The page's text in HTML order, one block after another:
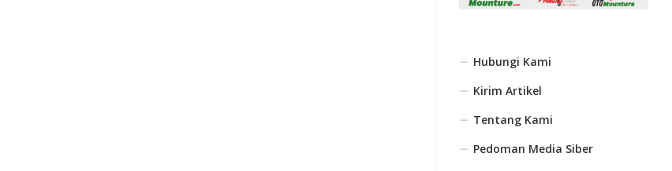
Hubungi Kami
Kirim Artikel
Tentang Kami
Pedoman Media Siber